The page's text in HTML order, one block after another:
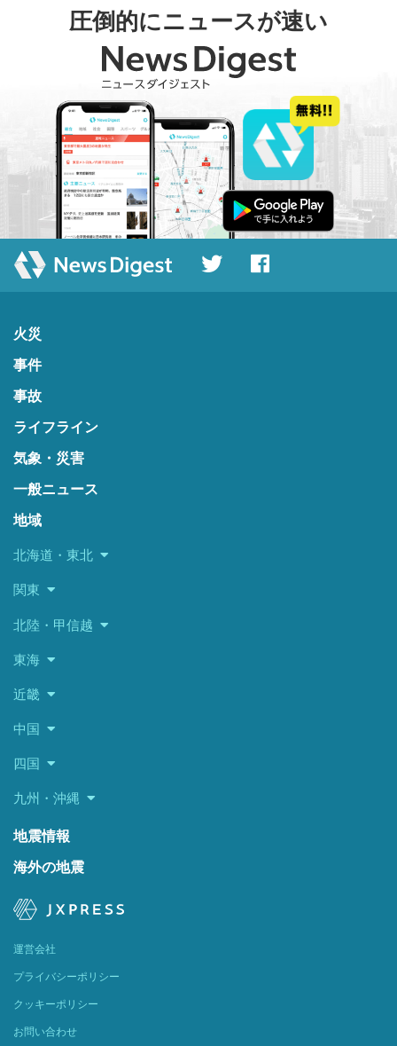
圧倒的にニュースが速い
火災
事件
事故
ライフライン
気象・災害
一般ニュース
地域
北海道・東北
関東
北陸・甲信越
東海
近畿
中国
四国
九州・沖縄
地震情報
海外の地震
運営会社
プライバシーポリシー
クッキーポリシー
お問い合わせ